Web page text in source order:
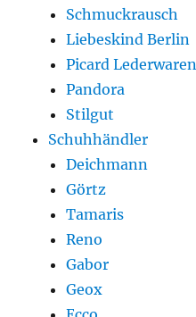
Schmuckrausch
Liebeskind Berlin
Picard Lederwaren
Pandora
Stilgut
Schuhhändler
Deichmann
Görtz
Tamaris
Reno
Gabor
Geox